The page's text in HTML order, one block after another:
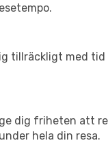
tillräckligt med
dig friheten att
hela din resa.